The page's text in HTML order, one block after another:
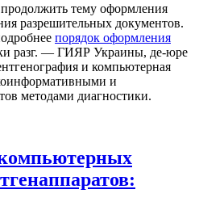
тему оформления
разрешительных документов.
порядок оформления
разг. — ГИЯР Украины, де-юре
и компьютерная
и
методами диагностики.